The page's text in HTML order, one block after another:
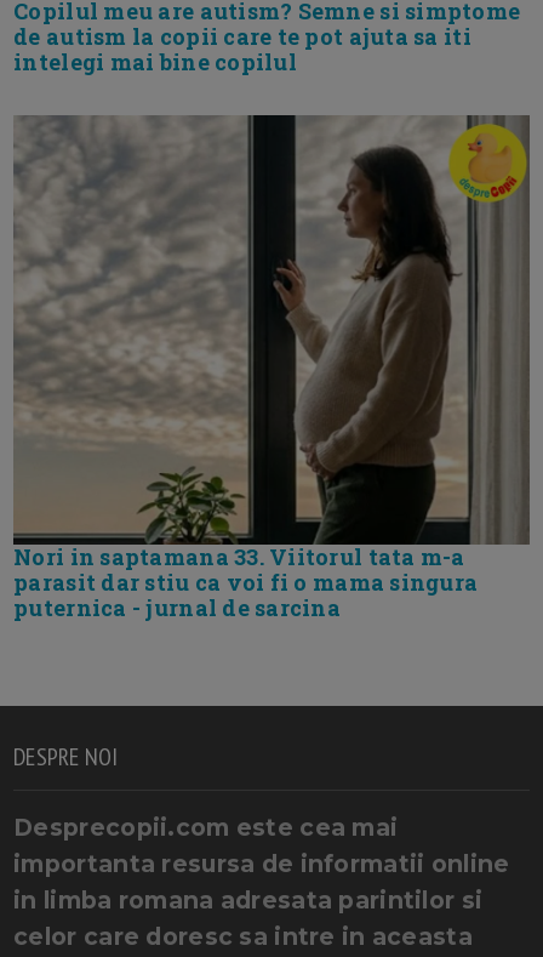
Copilul meu are autism? Semne si simptome
de autism la copii care te pot ajuta sa iti
intelegi mai bine copilul
Nori in saptamana 33. Viitorul tata m-a
parasit dar stiu ca voi fi o mama singura
puternica - jurnal de sarcina
DESPRE NOI
Desprecopii.com este cea mai
importanta resursa de informatii online
in limba romana adresata parintilor si
celor care doresc sa intre in aceasta